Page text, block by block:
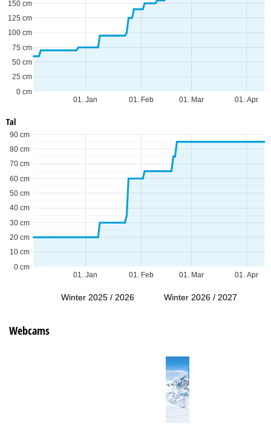
01. Jan 01. Feb 01. Mar 01. Apr
0 cm
25 cm
50 cm
75 cm
100 cm
125 cm
150 cm
Tal
01. Jan 01. Feb 01. Mar 01. Apr
0 cm
10 cm
20 cm
30 cm
40 cm
50 cm
60 cm
70 cm
80 cm
90 cm
Winter 2025 / 2026 Winter 2026 / 2027
Webcams